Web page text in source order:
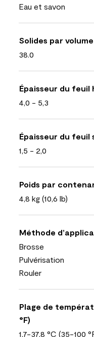
Eau et savon
Solides par volume
38.0
Épaisseur du feuil
4,0 - 5,3
Épaisseur du feuil
1,5 - 2,0
Poids par
4,8 kg (10,6 lb)
Méthode
Brosse
Pulvérisation
Rouler
Plage de
°F)
1,7-37,8 °C (35-100